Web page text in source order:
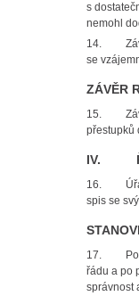
s
nemohl
14.
se
ZÁVĚR
15.
přestupků
IV.
16.
spis se
17.
řádu a po
správnost